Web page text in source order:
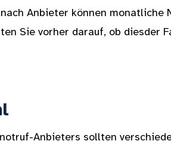
Anbieter können monatliche
Sie vorher darauf, ob diesder
Anbieters sollten